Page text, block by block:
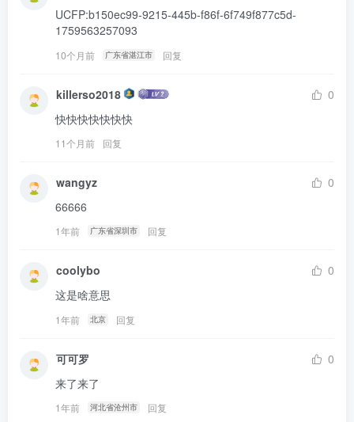
UCFP:b150ec99-9215-445b-f86f-6f749f877c5d-
1759563257093
10个月前 广东省湛江市 回复
killerso2018
0
快快快快快快快
11个月前 回复
wangyz
0
66666
1年前 广东省深圳市 回复
coolybo
0
这是啥意思
1年前 北京 回复
可可罗
0
来了来了
1年前 河北省沧州市 回复